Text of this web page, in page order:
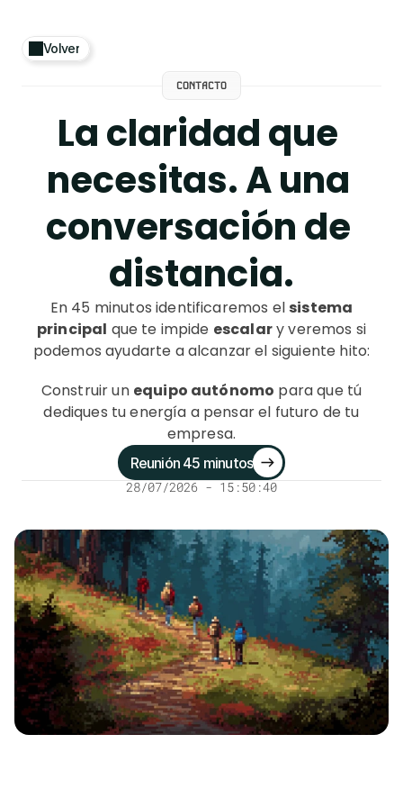
Volver
CONTACTO
La claridad que
necesitas. A una
conversación de
distancia.
En 45 minutos identificaremos elsistema
principal que te impide escalary veremos si
podemos ayudarte a alcanzar el siguiente hito:
Construir un equipo autónomo para que tú
dediques tu energía a pensar el futuro de tu
empresa.
Reunión 45 minutos
28/07/2026 - 15:50:40